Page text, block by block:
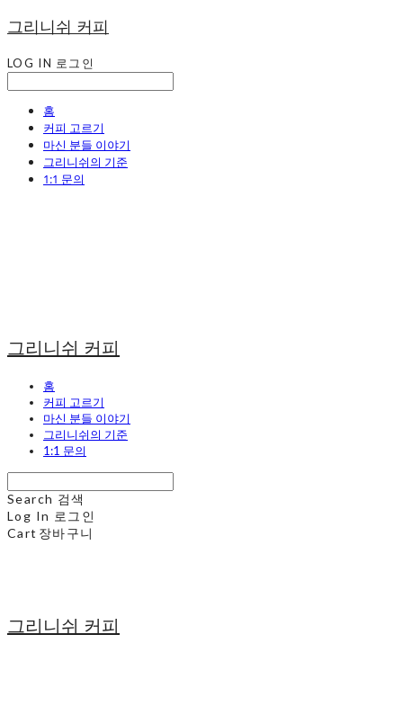
그리니쉬 커피
LOG IN 로그인
홈
커피 고르기
마신 분들 이야기
그리니쉬의 기준
1:1 문의
그리니쉬 커피
홈
커피 고르기
마신 분들 이야기
그리니쉬의 기준
1:1 문의
Search 검색
Log In 로그인
Cart 장바구니
그리니쉬 커피